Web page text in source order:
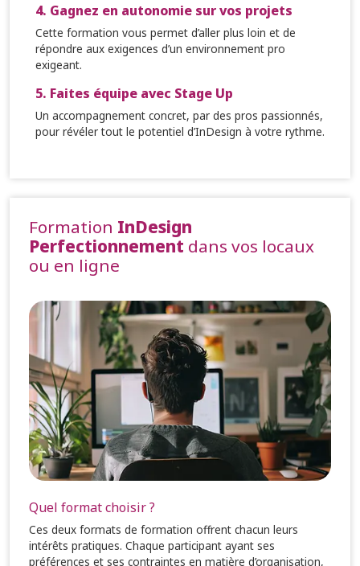
4. Gagnez en autonomie sur vos projets
Cette formation vous permet d’aller plus loin et de
répondre aux exigences d’un environnement pro
exigeant.
5. Faites équipe avec Stage Up
Un accompagnement concret, par des pros passionnés,
pour révéler tout le potentiel d’InDesign à votre rythme.
Formation InDesign
Perfectionnement dans vos locaux
ou en ligne
Quel format choisir ?
Ces deux formats de formation offrent chacun leurs
intérêts pratiques. Chaque participant ayant ses
préférences et ses contraintes en matière d’organisation,